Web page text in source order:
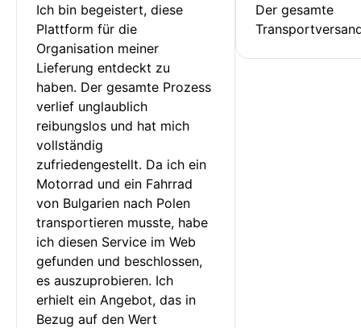
Ich bin begeistert, diese
Plattform für die
Organisation meiner
Lieferung entdeckt zu
haben. Der gesamte Prozess
verlief unglaublich
reibungslos und hat mich
vollständig
zufriedengestellt. Da ich ein
Motorrad und ein Fahrrad
von Bulgarien nach Polen
transportieren musste, habe
ich diesen Service im Web
gefunden und beschlossen,
es auszuprobieren. Ich
erhielt ein Angebot, das in
Bezug auf den Wert
Der gesamte